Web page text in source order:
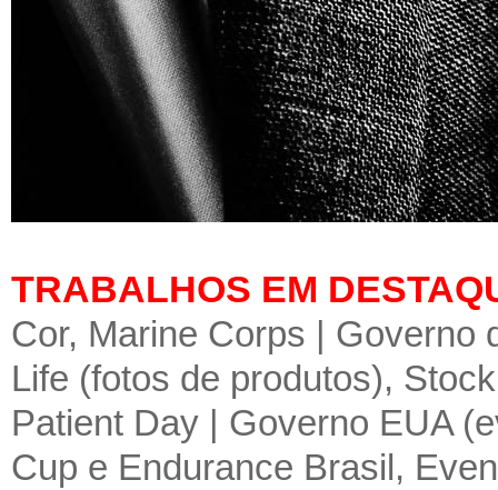
TRABALHOS EM
Cor, Marine Corps | Governo
Life (fotos de produtos),
Patient Day | Governo EUA
Cup e Endurance Brasil,